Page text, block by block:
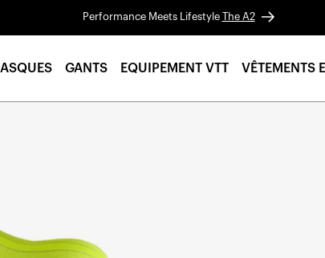
Performance Meets Lifestyle The A2
GANTS EQUIPEMENT VTT VÊTEMENTS